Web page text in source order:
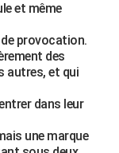
et même
provocation.
des
autres, et qui
dans leur
une marque